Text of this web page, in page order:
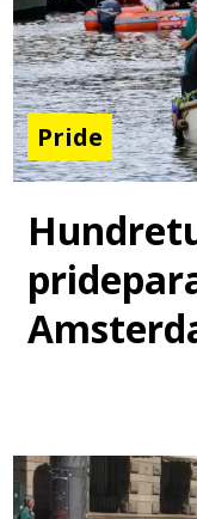
Pride